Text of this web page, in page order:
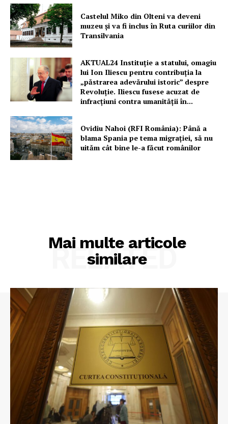
Castelul Miko din Olteni va deveni
muzeu şi va fi inclus în Ruta curiilor din
Transilvania
AKTUAL24 Instituție a statului, omagiu
lui Ion Iliescu pentru contribuția la
„păstrarea adevărului istoric” despre
Revoluție. Iliescu fusese acuzat de
infracțiuni contra umanității în...
Ovidiu Nahoi (RFI România): Până a
blama Spania pe tema migrației, să nu
uităm cât bine le-a făcut românilor
Mai multe articole
similare
RELATED